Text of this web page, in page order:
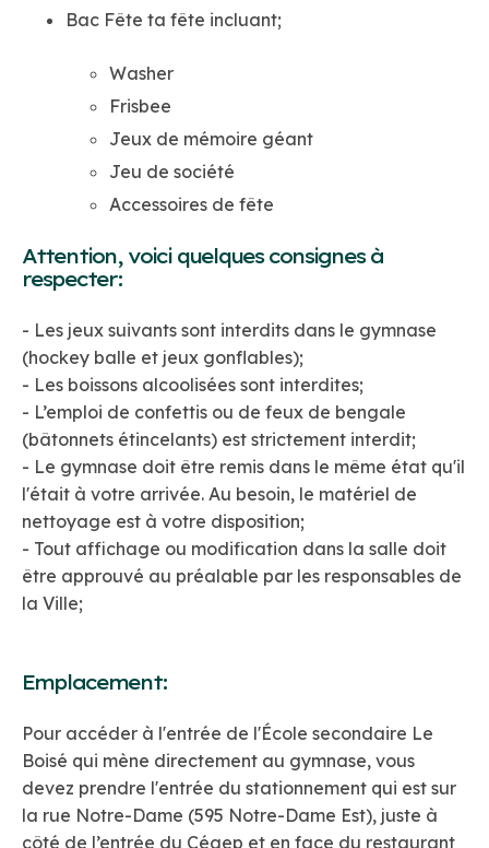
Bac Fête ta fête incluant;
Washer
Frisbee
Jeux de mémoire géant
Jeu de société
Accessoires de fête
Attention, voici quelques consignes à
respecter:
- Les jeux suivants sont interdits dans le gymnase
(hockey balle et jeux gonflables);
- Les boissons alcoolisées sont interdites;
- L’emploi de confettis ou de feux de bengale
(bâtonnets étincelants) est strictement interdit;
- Le gymnase doit être remis dans le même état qu'il
l'était à votre arrivée. Au besoin, le matériel de
nettoyage est à votre disposition;
- Tout affichage ou modification dans la salle doit
être approuvé au préalable par les responsables de
la Ville;
Emplacement:
Pour accéder à l'entrée de l'École secondaire Le
Boisé qui mène directement au gymnase, vous
devez prendre l'entrée du stationnement qui est sur
la rue Notre-Dame (595 Notre-Dame Est), juste à
côté de l’entrée du Cégep et en face du restaurant